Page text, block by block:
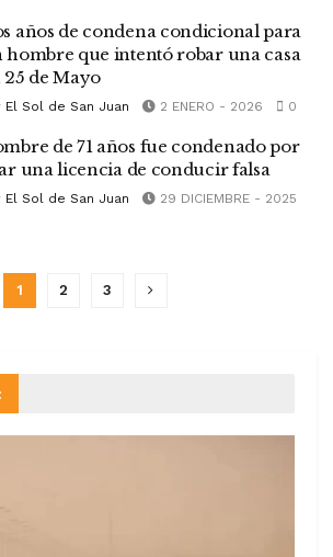
años de condena condicional para
hombre que intentó robar una casa
25 de Mayo
El Sol de San Juan 2 ENERO - 2026 0
de 71 años fue condenado por
una licencia de conducir falsa
El Sol de San Juan
29 DICIEMBRE - 2025
1 2 3